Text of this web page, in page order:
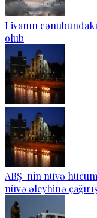
Livanın
olub
ABŞ-nin nüvə
nüvə əleyhinə